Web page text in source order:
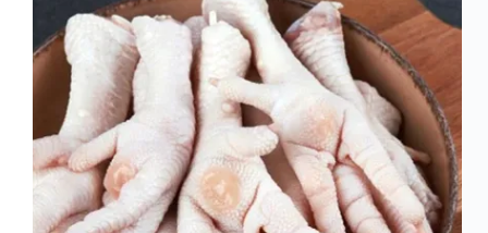
Simple
dan
Kos